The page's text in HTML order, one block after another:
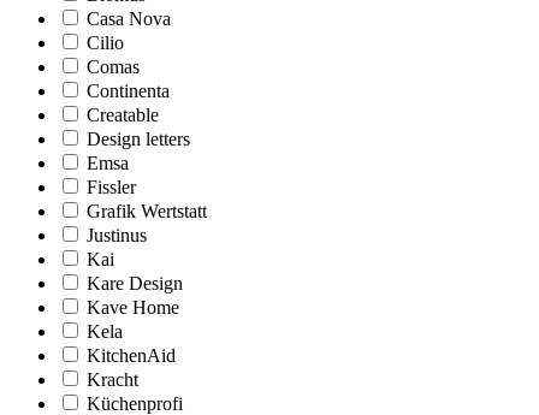
Casa Nova
Cilio
Comas
Continenta
Creatable
Design letters
Emsa
Fissler
Grafik Wertstatt
Justinus
Kai
Kare Design
Kave Home
Kela
KitchenAid
Kracht
Küchenprofi